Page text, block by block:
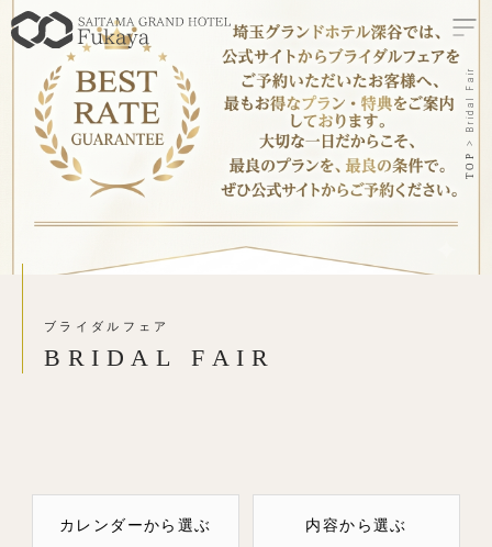
ブライダルフェア
B RI DALF AIR
TOP
Bridal Fair
カレンダーから選ぶ 内容から選ぶ